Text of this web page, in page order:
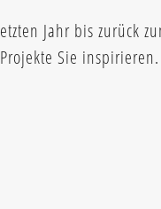
Jahr bis zurück
Sie inspirieren.